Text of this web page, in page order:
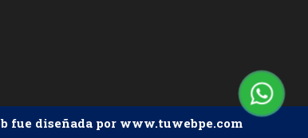
fue diseñada por www.tuwebpe.com